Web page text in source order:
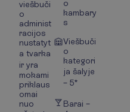
viešbuči
o
administ
racijos
nustatyt
a tvarka
ir yra
mokami
priklaus
omai
nuo
o
kambary
s
Viešbuči
o
kategori
ja šalyje
– 5*
Barai –